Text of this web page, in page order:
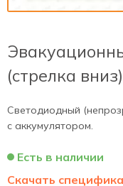
(стрелка вниз)
Светодиодный
с аккумулятором.
Есть в наличии
Скачать